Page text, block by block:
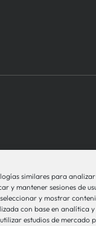
similares para
y mantener sesiones de
y mostrar
con base en analítica
estudios de mercado
1